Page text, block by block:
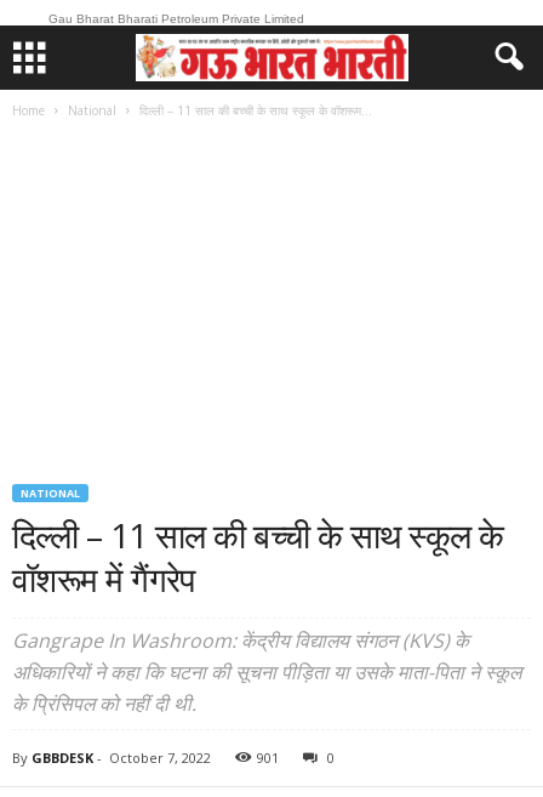
Gau Bharat Bharati Petroleum Private Limited
Home National दिल्ली – 11 साल की बच्ची के साथ स्कूल के वॉशरूम...
NATIONAL
दिल्ली – 11 साल की बच्ची के साथ स्कूल के
वॉशरूम में गैंगरेप
Gangrape In Washroom: केंद्रीय विद्यालय संगठन (KVS) के
अधिकारियों ने कहा कि घटना की सूचना पीड़िता या उसके माता-पिता ने स्कूल
के प्रिंसिपल को नहीं दी थी.
By GBBDESK - October 7, 2022 901 0